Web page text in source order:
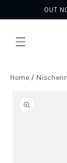
Inhalt
OUT
Home